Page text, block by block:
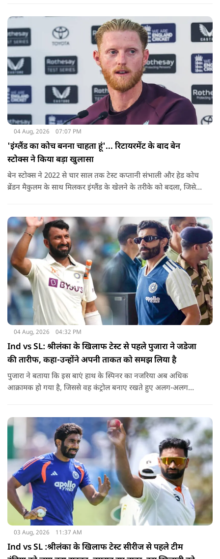
04 Aug, 2026 07:07 PM
'इंग्लैंड का कोच बनना चाहता हूं'... रिटायरमेंट के बाद बेन
स्टोक्स ने किया बड़ा खुलासा
बेन स्टोक्स ने 2022 से चार साल तक टेस्ट कप्तानी संभाली और हेड कोच
ब्रेंडन मैकुलम के साथ मिलकर इंग्लैंड के खेलने के तरीके को बदला, जिसे
04 Aug, 2026 04:32 PM
Ind vs SL: श्रीलंका के खिलाफ टेस्ट से पहले पुजारा ने जडेजा
की तारीफ, कहा-उन्होंने अपनी ताकत को समझ लिया है
पुजारा ने बताया कि इस बाएं हाथ के स्पिनर का नजरिया अब अधिक
आक्रामक हो गया है, जिससे वह कंट्रोल बनाए रखते हुए अलग-अलग
03 Aug, 2026 11:37 AM
Ind vs SL :श्रीलंका के खिलाफ टेस्ट सीरीज से पहले टीम